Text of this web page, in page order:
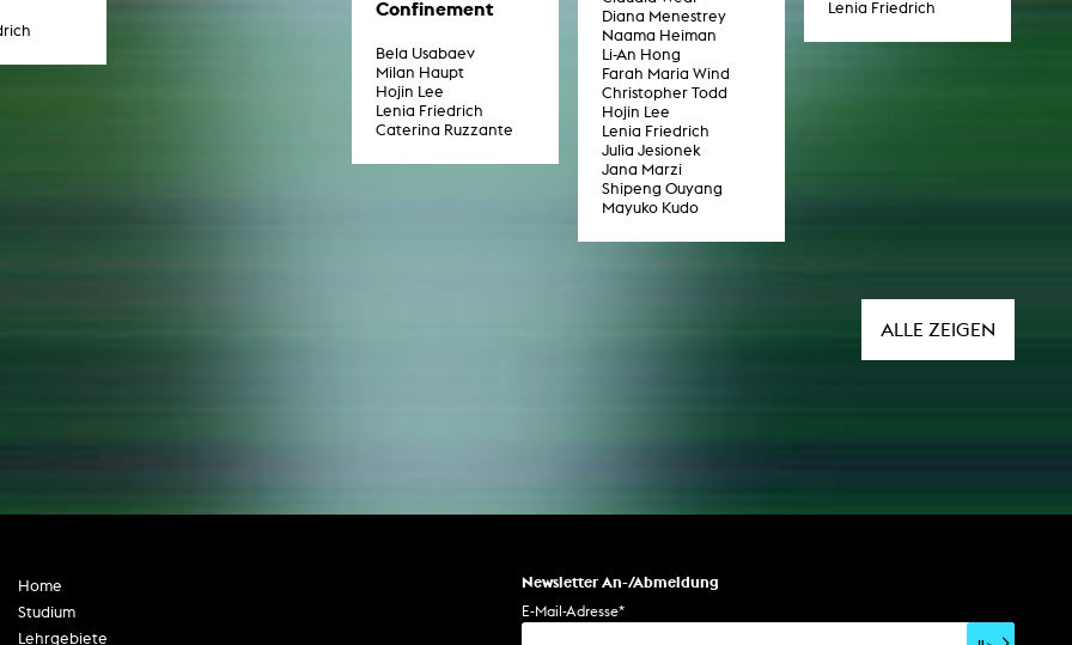
Diana Menestrey
Naama Heiman
Li-An Hong
Farah Maria Wind
Christopher Todd
Hojin Lee
Lenia Friedrich
Julia Jesionek
Jana Marzi
Shipeng Ouyang
Mayuko Kudo
Lenia Friedrich
Confinement
Bela Usabaev
Milan Haupt
Hojin Lee
Lenia Friedrich
Caterina Ruzzante
ALLE ZEIGEN
Newsletter An-/Abmeldung
E-Mail-Adresse*
Home
Studium
Lehrgebiete